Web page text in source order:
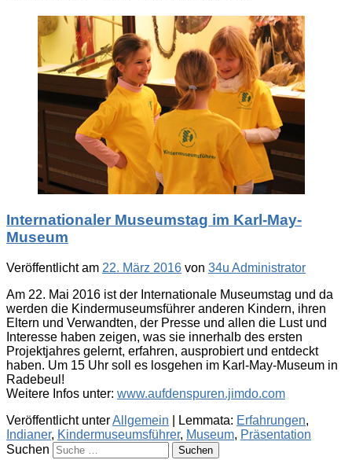
Internationaler Museumstag im Karl-May-
Museum
Veröffentlicht am 22. März 2016 von 34u Administrator
Am 22. Mai 2016 ist der Internationale Museumstag und da
werden die Kindermuseumsführer anderen Kindern, ihren
Eltern und Verwandten, der Presse und allen die Lust und
Interesse haben zeigen, was sie innerhalb des ersten
Projektjahres gelernt, erfahren, ausprobiert und entdeckt
haben. Um 15 Uhr soll es losgehen im Karl-May-Museum in
Radebeul!
Weitere Infos unter: www.aufdenspuren.jimdo.com
Veröffentlicht unterAllgemein Lemmata: Erfahrungen,
Indianer, Kindermuseumsführer, Museum, Präsentation
Suchen